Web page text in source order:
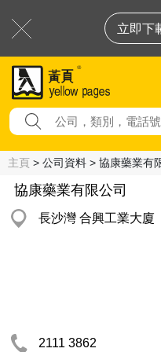
立即下
主頁 > 公司資料 > 協康藥業有
協康藥業有限公司
長沙灣 合興工業大廈
2111 3862